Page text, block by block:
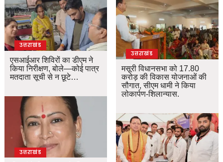
उत्तराखंड
एसआईआर शिविरों का डीएम ने
किया निरीक्षण, बोले—कोई पात्र
मतदाता सूची से न छूटे…
उत्तराखंड
उत्तराखंड
मसूरी विधानसभा को 17.80
करोड़ की विकास योजनाओं की
सौगात, सीएम धामी ने किया
लोकार्पण-शिलान्यास.